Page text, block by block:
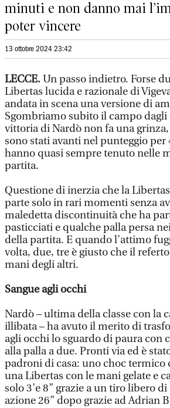
minuti e non danno mai
poter vincere
13 ottobre 2024 23:42
LECCE.Un passo indietro. Forse
Libertas lucida e razionale di
andata in scena una versione di
Sgombriamo subito il campo dagli
vittoria di Nardò non fa una
sono stati avanti nel punteggio
hanno quasi sempre tenuto nelle
partita.
Questione di inerzia che la
parte solo in rari momenti senza
maledetta discontinuità che ha
pasticciati e qualche palla persa
della partita. E quando l’attimo
volta, due, tre è giusto che il
mani degli altri.
Sangue agli occhi
Nardò – ultima della classe con la
illibata – ha avuto il merito di
agli occhi lo sguardo di paura con
alla palla a due. Pronti via ed è
padroni di casa: uno choc termico
una Libertas con le mani gelate e
solo 3’e 8” grazie a un tiro libero
azione 26” dopo grazie ad Adrian